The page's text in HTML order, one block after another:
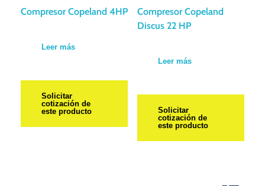
Compresor Copeland 4HP
Leer más
Solicitar
cotización de
este producto
Compresor Copeland
Discus 22 HP
Leer más
Solicitar
cotización de
este producto